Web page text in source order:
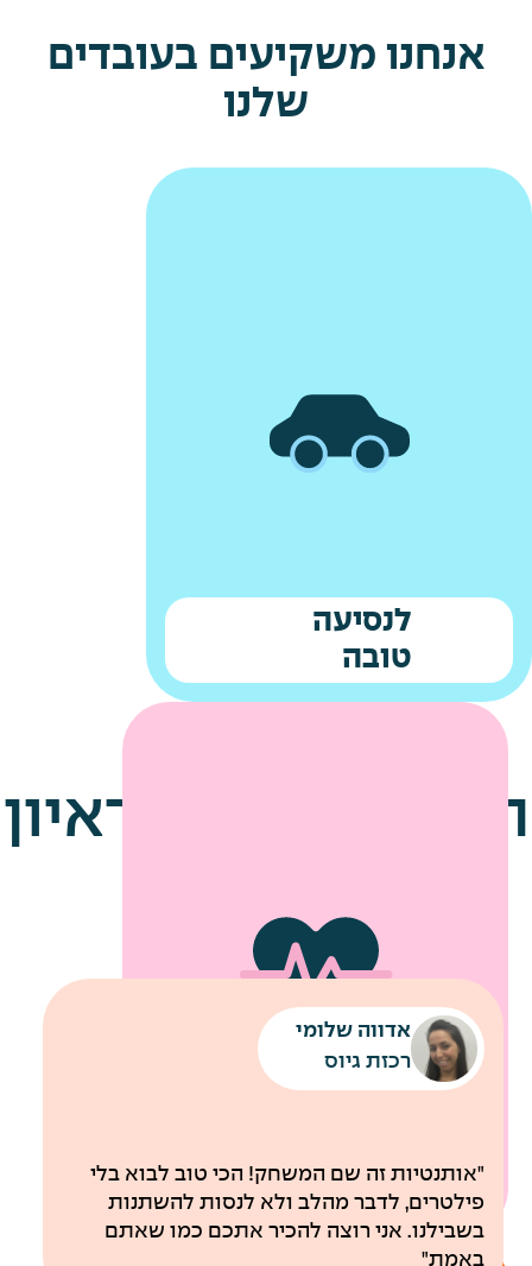
אנחנו משקיעים בעובדים
שלנו
לנסיעה
טובה
שירותי מוניות לחניונים
רכבת קלה עד למשרדי החברה
לבריאות
הטיפים שלנו לראיון
אדווה שלומי
רכזת גיוס
"אותנטיות זה שם המשחק! הכי טוב לבוא בלי
פילטרים, לדבר מהלב ולא לנסות להשתנות
בשבילנו. אני רוצה להכיר אתכם כמו שאתם
באמת"